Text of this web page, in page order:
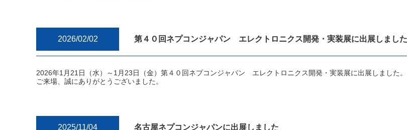
2026/02/02 第４０回ネプコンジャパン エレクトロニクス開発・実装展に出展しました
2026年1月21日（水）～1月23日（金）第４０回ネプコンジャパン エレクトロニクス開発・実装展に出展しました。
ご来場、誠にありがとうございました。
2025/11/04 名古屋ネプコンジャパンに出展しました